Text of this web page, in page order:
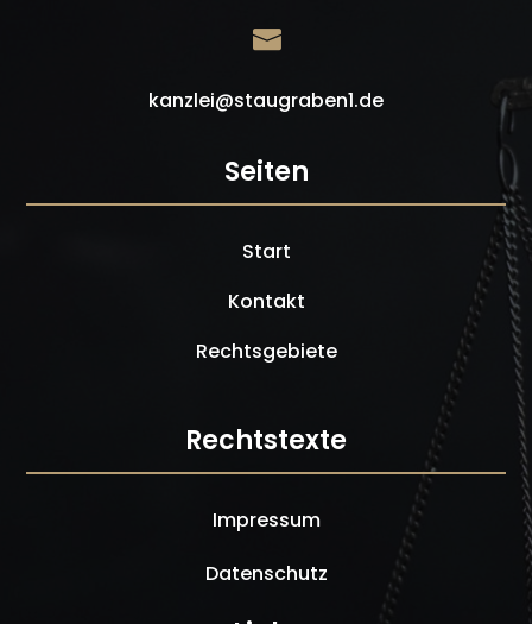

kanzlei@staugraben1.de
Seiten
Start
Kontakt
Rechtsgebiete
Rechtstexte
Impressum
Datenschutz